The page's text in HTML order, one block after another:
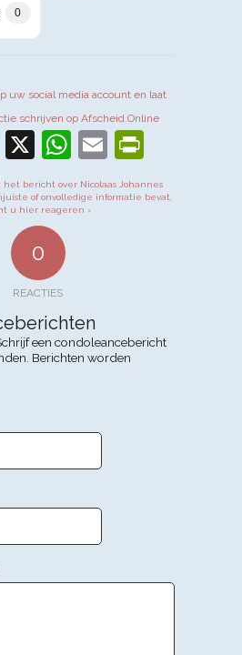
0
uw social media account en laat
schrijven op Afscheid.Online
X WhatsApp
Email
bericht over Nicolaas Johannes
of onvolledige informatie bevat,
u hier reageren ›
0
REACTIES
een condoleancebericht
Berichten worden